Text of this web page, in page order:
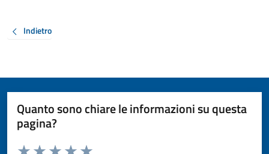
Indietro
Quanto sono chiare le informazioni su questa
pagina?
Valuta da 1 a 5 stelle la pagina